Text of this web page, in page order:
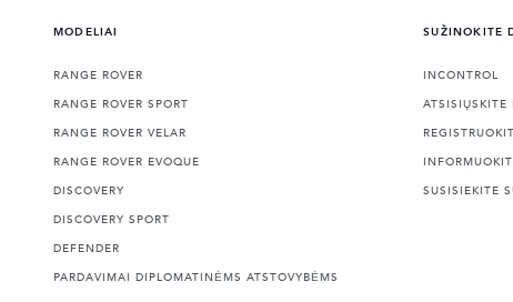
MODELIAI
RANGE ROVER
RANGE ROVER SPORT
RANGE ROVER VELAR
RANGE ROVER EVOQUE
DISCOVERY
DISCOVERY SPORT
DEFENDER
PARDAVIMAI DIPLOMATINĖMS ATSTOVYBĖMS
SUŽINOKITE
INCONTROL
ATSISIŲSKITE
SUSISIEKITE